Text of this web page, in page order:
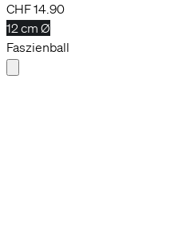
CHF 14.90
12 cm Ø
Faszienball